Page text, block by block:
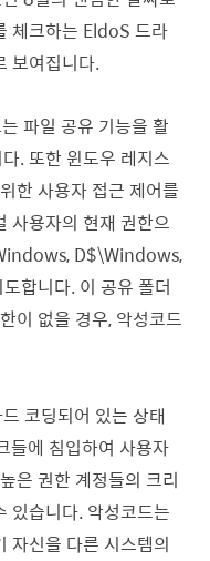
체크하는 EldoS 드라
보여집니다.
파일 공유 기능을 활
. 또한 윈도우 레지스
한 사용자 접근 제어를
사용자의 현재 권한으
D$\Windows,
합니다. 이 공유 폴더
이 없을 경우, 악성코드
코딩되어 있는 상태
들에 침입하여 사용자
은 권한 계정들의 크리
있습니다. 악성코드는
자신을 다른 시스템의